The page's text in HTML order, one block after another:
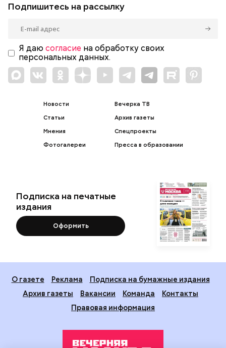
Подпишитесь на рассылку
Я даю согласие на обработку своих
персональных данных.
Новости
Статьи
Мнения
Фотогалереи
Вечерка ТВ
Архив газеты
Спецпроекты
Пресса в образовании
Подписка на печатные
издания
Оформить
О газете Реклама
Подписка на бумажные издания
Архив газеты
Вакансии Команда
Контакты
Правовая информация